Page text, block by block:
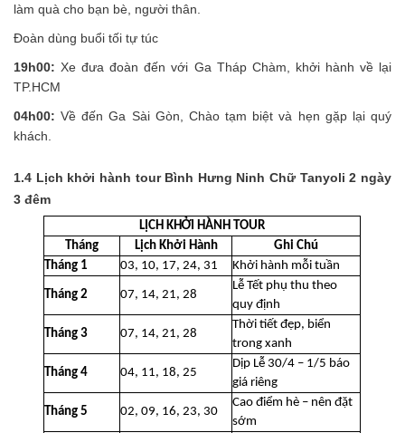
làm quà cho bạn bè, người thân.
Đoàn dùng buổi tối tự túc
19h00: Xe đưa đoàn đến với Ga Tháp Chàm, khởi hành về lại
TP.HCM
04h00:Về đến Ga Sài Gòn, Chào tạm biệt và hẹn gặp lại quý
khách.
1.4 Lịch khởi hành tour Bình Hưng Ninh Chữ Tanyoli 2 ngày
3 đêm
LỊCH KHỞI HÀNH TOUR
Tháng
Lịch Khởi Hành
Ghi Chú
Tháng 1
03, 10, 17, 24, 31 Khởi hành mỗi tuần
Tháng 2 07, 14, 21, 28
Lễ Tết phụ thu theo
quy định
Tháng 3 07, 14, 21, 28
Thời tiết đẹp, biển
trong xanh
Tháng 4 04, 11, 18, 25
Dịp Lễ 30/4 – 1/5 báo
giá riêng
Tháng 5 02, 09, 16, 23, 30
Cao điểm hè – nên đặt
sớm